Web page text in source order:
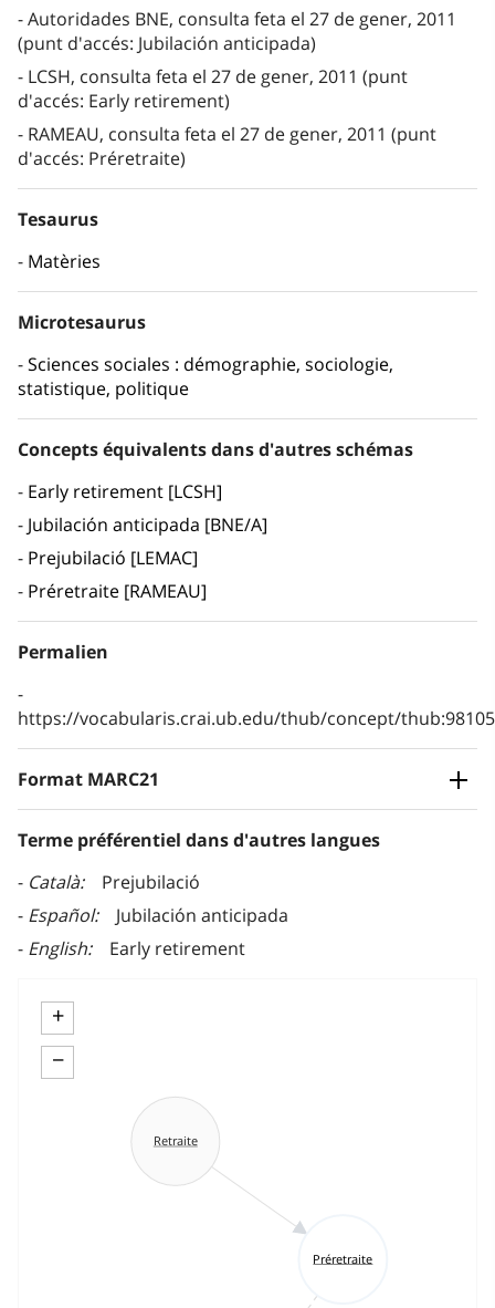
Autoridades BNE, consulta feta el 27 de gener, 2011
(punt d'accés: Jubilación anticipada)
LCSH, consulta feta el 27 de gener, 2011 (punt
d'accés: Early retirement)
RAMEAU, consulta feta el 27 de gener, 2011 (punt
d'accés: Préretraite)
Tesaurus
Matèries
Microtesaurus
Sciences sociales : démographie, sociologie,
statistique, politique
Concepts équivalents dans d'autres schémas
Early retirement [LCSH]
Jubilación anticipada [BNE/A]
Prejubilació [LEMAC]
Préretraite [RAMEAU]
Permalien
https://vocabularis.crai.ub.edu/thub/concept/
Format MARC21
Terme préférentiel dans d'autres langues
Català
Prejubilació
Español
Jubilación anticipada
English
Early retirement
+
−
Préretraite
Retraite